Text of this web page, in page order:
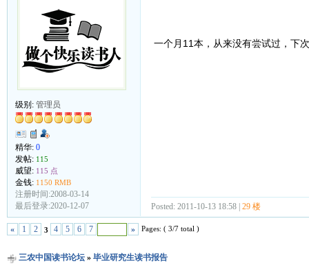
级别: 管理员
精华: 0
发帖: 115
威望: 115 点
金钱: 1150 RMB
注册时间:2008-03-14
最后登录:2020-12-07
一个月11本，从来没有尝试过，下
Posted: 2011-10-13 18:58 | 29 楼
« 1 2 3 4 5 6 7 » Pages: ( 3/7 total )
三农中国读书论坛» 毕业研究生读书报告